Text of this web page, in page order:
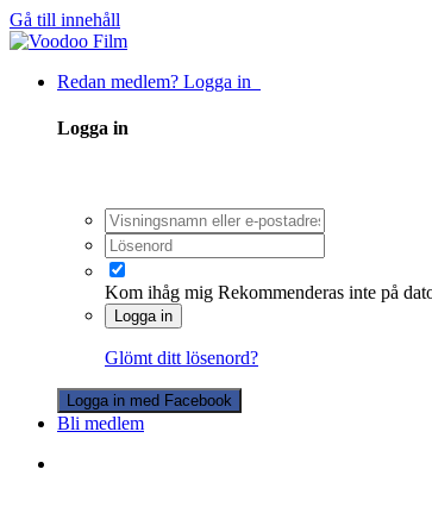
Gå till innehåll
Redan medlem? Logga in
Logga in
Kom ihåg mig Rekommenderas inte på
Logga in
Glömt ditt lösenord?
Logga in med Facebook
Bli medlem